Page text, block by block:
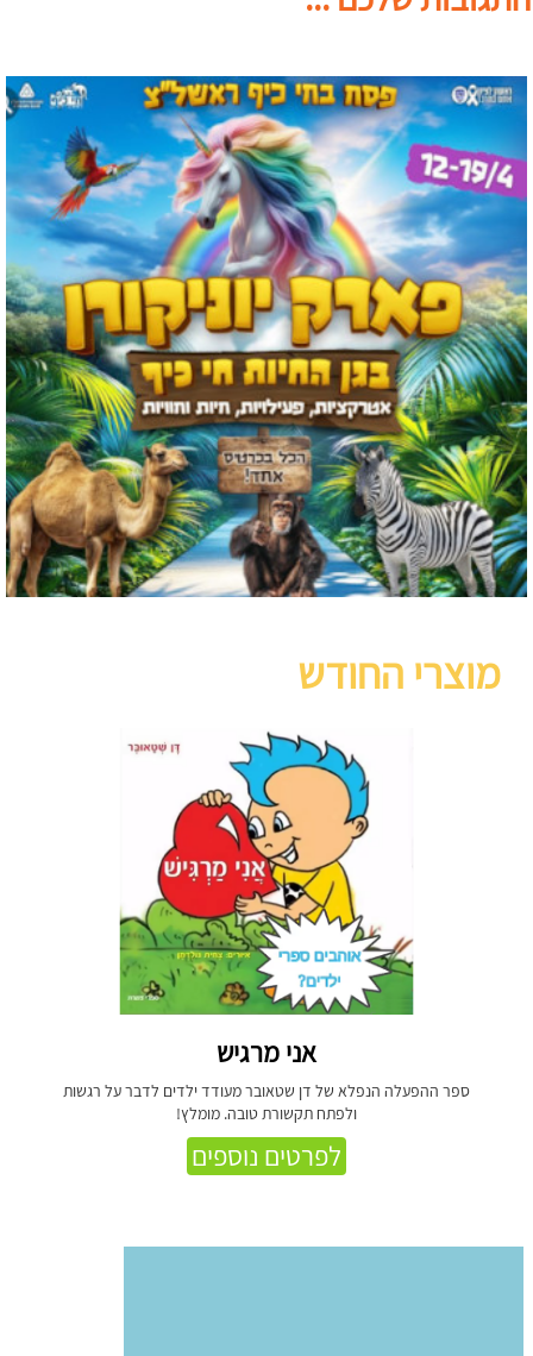
מוצרי החודש
אני מרגיש
ספר ההפעלה הנפלא של דן שטאובר מעודד ילדים לדבר על רגשות
ולפתח תקשורת טובה. מומלץ!
לפרטים נוספים